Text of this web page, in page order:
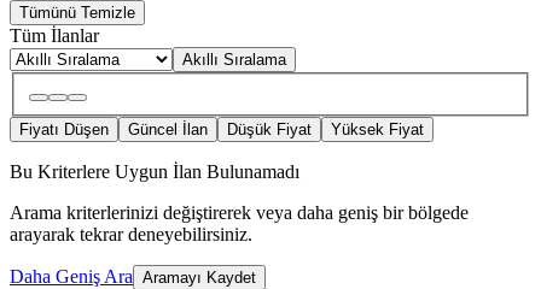
Tümünü Temizle
Tüm İlanlar
Akıllı Sıralama
Fiyatı Düşen Güncel İlan Düşük Fiyat Yüksek Fiyat
Bu Kriterlere Uygun İlan Bulunamadı
Arama kriterlerinizi değiştirerek veya daha geniş bir bölgede
arayarak tekrar deneyebilirsiniz.
Daha Geniş Ara Aramayı Kaydet